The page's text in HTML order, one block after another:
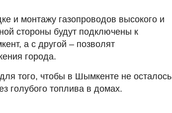
и монтажу газопроводов высокого и
стороны будут подключены к
а с другой – позволят
города.
того, чтобы в Шымкенте не осталось
голубого топлива в домах.